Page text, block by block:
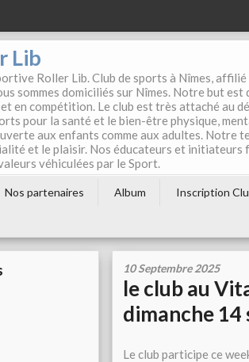
Lib
Roller Lib. Club de sports à Nîmes,
sommes domiciliés sur Nîmes. Notre but
en compétition. Le club est très attaché au
pour la santé et le bien-être physique,
aux enfants comme aux adultes. Notre
et le plaisir. Nos éducateurs et initiateurs
véhiculées par le Sport.
Nos partenaires Album Inscription
10 Septembre 2025
le club au
dimanche
Le club participe ce